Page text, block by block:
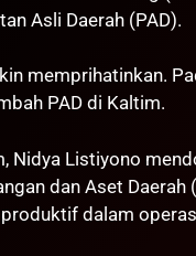
Asli Daerah (PAD).
memprihatinkan.
PAD di Kaltim.
Nidya Listiyono
dan Aset Daerah
dalam